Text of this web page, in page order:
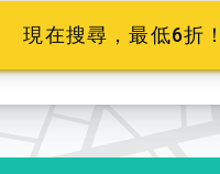
現在搜尋，最低6折